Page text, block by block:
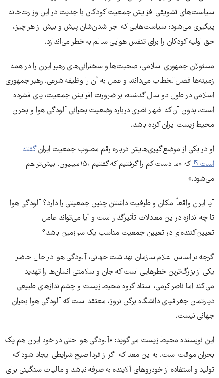
سیاست‌های تشویقی افزایش جمعیت کودکان با جدیت در این وزارت‌خانه
پیگیری می‌شود؛ سیاست‌هایی که اجرا شدن‌شان پیش و بیش از هر چیز،
حق اولیه کودکان را برای تنفس هوایی سالم به خطر می‌اندازد.
مسئولان جمهوری اسلامی، صحبت‌ها و سخنرانی‌های رهبر ایران را در همه
زمینه‌ها فصل‌الخطاب می‌دانند و عمل به آن را وظیفه شرعی. رهبر جمهوری
اسلامی در طول دو سال گذشته، بر ضرورت افزایش جمعیت، پای فشرده
است، بدون آن‌که اظهار ‌نظری درباره وضعیت بحرانی آلودگی هوا و بحران
محیط زیست ایران کرده باشد.
او در یکی از موضع‌گیری‌هایش درباره رقم مطلوب جمعیت ایرانگفته
است
که «ما دست‌ کم را گرفتیم که گفتیم ۱۵۰میلیون. بیش‌تر هم
می‌شود.»
آیا ایران واقعاً امکان و ظرفیت داشتن چنین جمعیتی را دارد؟ آلودگی هوا
تا چه اندازه در این معادلات تأثیر‌گذار است و آیا می‌تواند عامل
تعیین‌کننده‌ای در تعیین جمعیت مناسب یک سرزمین باشد؟
گر‌چه بر اساس اعلام سازمان بهداشت جهانی، آلودگی هوا در حال حاضر
یکی از بزرگ‌ترین خطرهایی است که جان و سلامتی انسان‌ها را تهدید
می‌کند اما ناصر کرمی، استاد گروه محیط زیست و چشم‌اندازهای طبیعی
دپارتمان جغرافیای دانشگاه برگن نروژ، معتقد است که آلودگی هوا بحران
جهانی نیست.
این نویسنده محیط زیست می‌گوید: «آلودگی هوا حتی در خود ایران هم یک
بحران موقت است. به این معنا که اگر از فردا صبح شرایطی ایجاد شود که
تولید و استفاده از خودروهای آلاینده به صرفه نباشد و مالیات سنگینی برای